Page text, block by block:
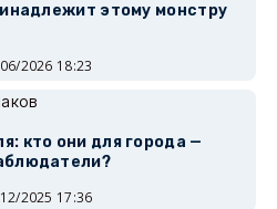
этому монстру
2026 18:23
кто они для города —
2025 17:36